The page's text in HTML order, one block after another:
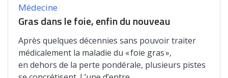
Médecine
Gras dans le foie, enfin du nouveau
Après quelques décennies sans pouvoir traiter
médicalement la maladie du « foie gras »,
en dehors de la perte pondérale, plusieurs pistes